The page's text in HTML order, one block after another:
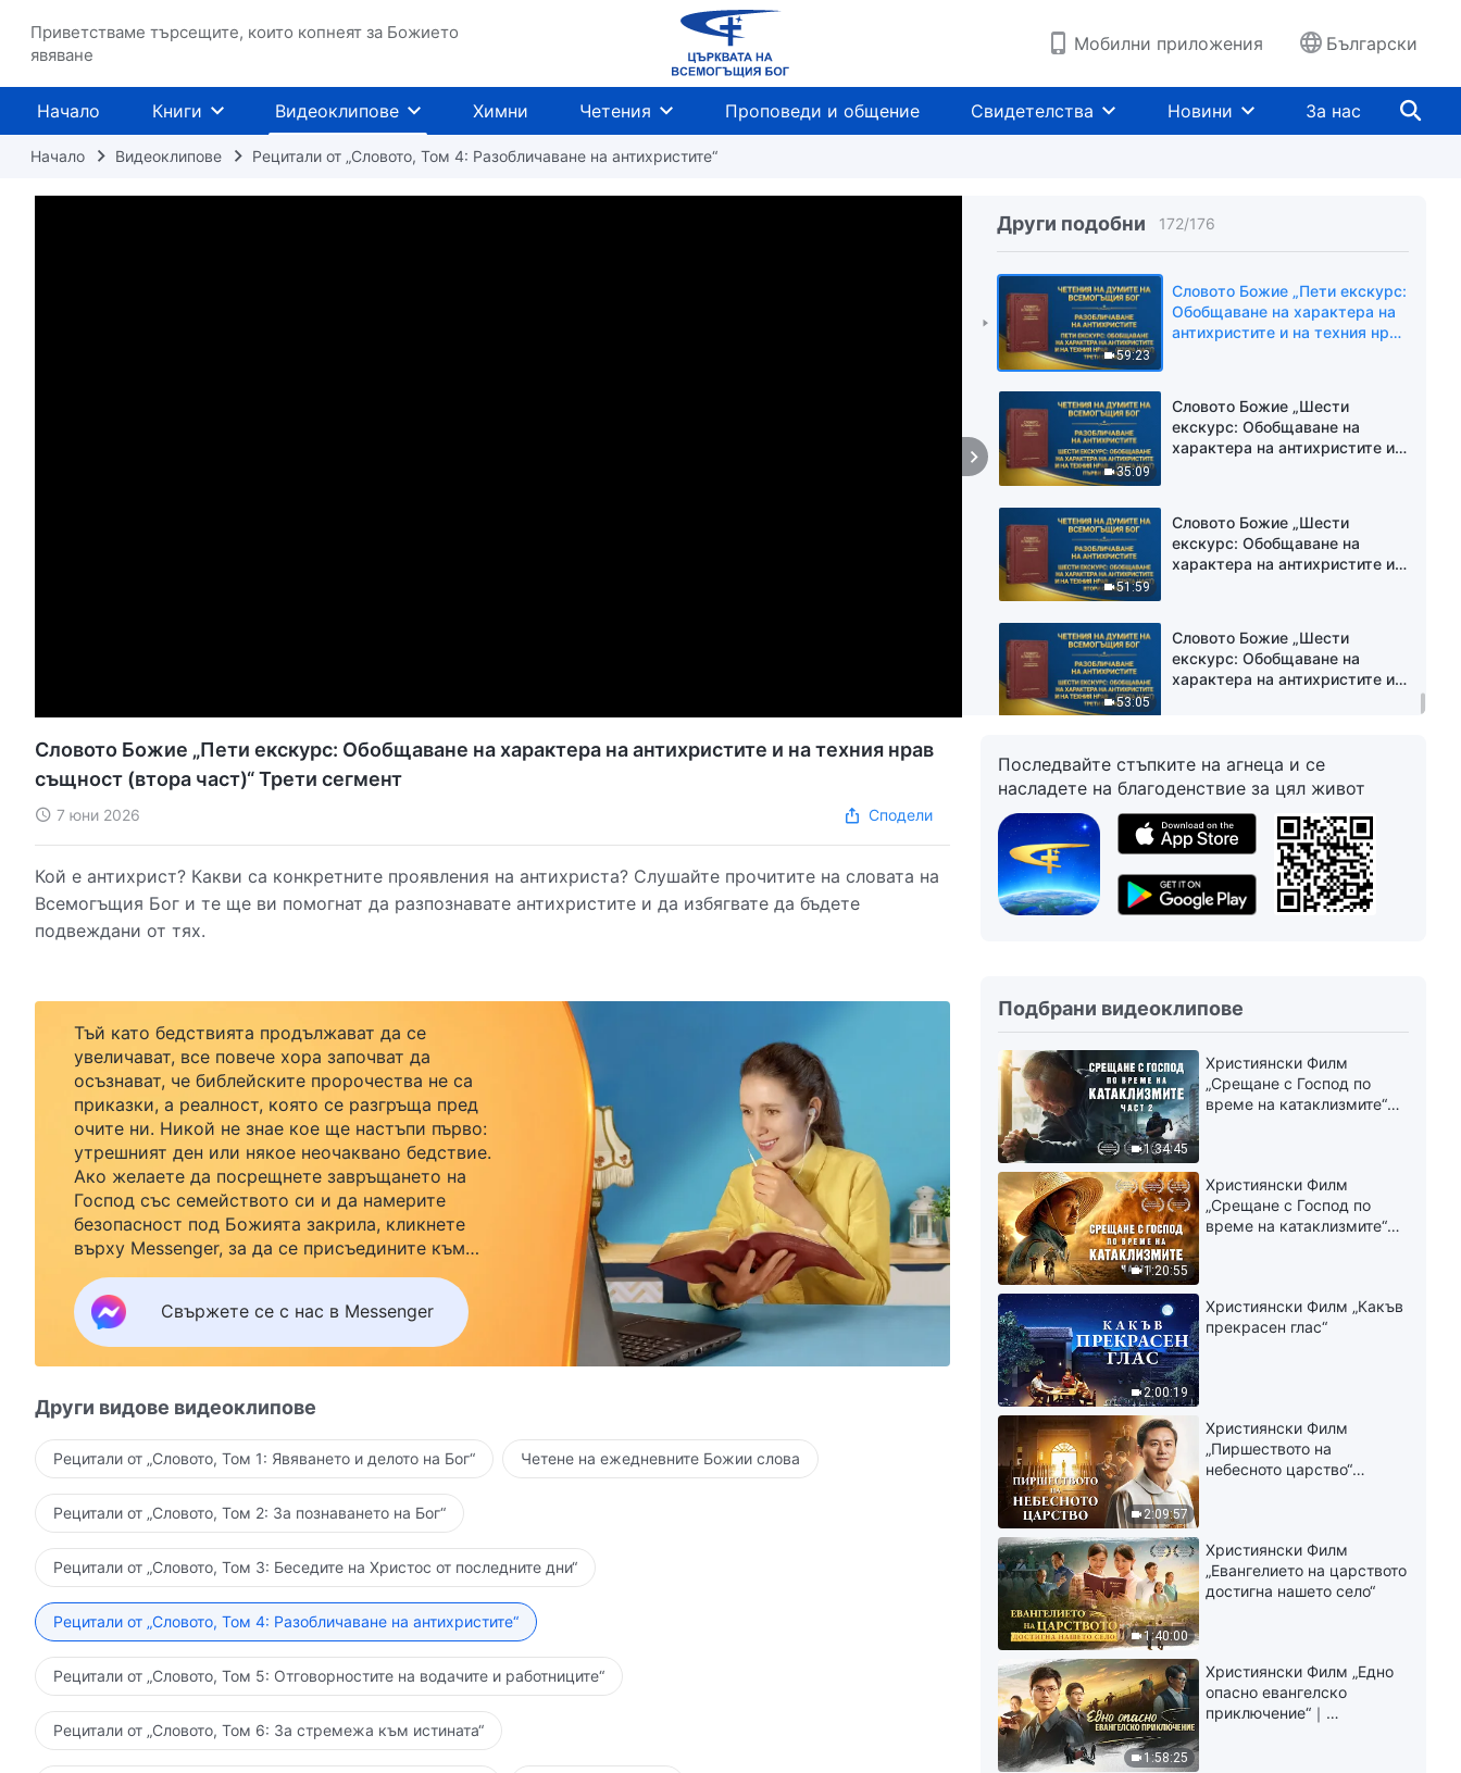
Приветстваме търсещите, които копнеят за Божието
явяване
Мобилни приложения Български
Начало Книги Видеоклипове Химни Четения Проповеди и общение Свидетелства Новини За нас
Начало Видеоклипове Рецитали от „Словото, Том 4: Разобличаване на антихристите“
Други подобни 172/176
(първа част)“ Пети сегмент
Словото Божие „Пети екскурс:
антихристите и на техния нрав
същност (втора част)“ Първи
антихристите и на техния нрав
същност (втора част)“ Втори
сегмент
59:23
Словото Божие „Пети екскурс:
Обобщаване на характера на
антихристите и на техния нрав
35:09
Словото Божие „Шести
екскурс: Обобщаване на
характера на антихристите и
51:59
Словото Божие „Шести
екскурс: Обобщаване на
характера на антихристите и
53:05
Словото Божие „Шести
екскурс: Обобщаване на
характера на антихристите и
45:09
екскурс: Обобщаване на
характера на антихристите и
на техния нрав същност
(трета част)“ Четвърти
сегмент
Словото Божие „Пети екскурс: Обобщаване на характера на антихристите и на техния нрав
същност (втора част)“ Трети сегмент
7 юни 2026 Сподели
Кой е антихрист? Какви са конкретните проявления на антихриста? Слушайте прочитите на словата на
Всемогъщия Бог и те ще ви помогнат да разпознавате антихристите и да избягвате да бъдете
подвеждани от тях.
Тъй като бедствията продължават да се
увеличават, все повече хора започват да
осъзнават, че библейските пророчества не са
приказки, а реалност, която се разгръща пред
очите ни. Никой не знае кое ще настъпи първо:
утрешният ден или някое неочаквано бедствие.
Ако желаете да посрещнете завръщането на
Господ със семейството си и да намерите
безопасност под Божията закрила, кликнете
върху Messenger, за да се присъедините към
Свържете се с нас в Messenger
Други видове видеоклипове
Рецитали от „Словото, Том 1: Явяването и делото на Бог“ Четене на ежедневните Божии слова
Рецитали от „Словото, Том 2: За познаването на Бог“
Рецитали от „Словото, Том 3: Беседите на Христос от последните дни“
Рецитали от „Словото, Том 4: Разобличаване на антихристите“
Рецитали от „Словото, Том 5: Отговорностите на водачите и работниците“
Рецитали от „Словото, Том 6: За стремежа към истината“
Последвайте стъпките на агнеца и се
насладете на благоденствие за цял живот
Подбрани видеоклипове
1:34:45
Християнски Филм
„Срещане с Господ по
време на катаклизмите“
1:20:55
Християнски Филм
„Срещане с Господ по
време на катаклизмите“
2:00:19
Християнски Филм „Какъв
прекрасен глас“
2:09:57
Християнски Филм
„Пиршеството на
небесното царство“
1:40:00
Християнски Филм
„Евангелието на царството
достигна нашето село“
1:58:25
Християнски Филм „Едно
опасно евангелско
приключение“｜